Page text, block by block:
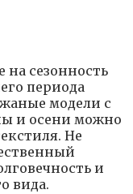
сезонность
периода
модели с
и осени можно
Не
и
вида.